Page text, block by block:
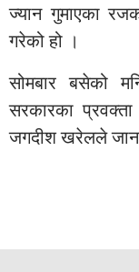
ज्यान गुमाएका
गरेको हो ।
सोमबार बसेको
सरकारका
जगदीश खरेलले